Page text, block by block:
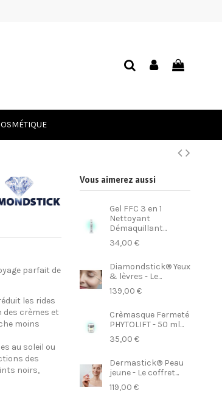
parfait de
les rides
crèmes et
moins
au soleil ou
des
noirs,
Vous aimerez aussi
Gel FFC 3 en 1
Nettoyant
Démaquillant...
34,00 €
Diamondstick® Yeux
& lèvres - Le...
139,00 €
Crèmasque Fermeté
PHYTOLIFT - 50 ml...
35,00 €
Dermastick® Peau
jeune - Le coffret...
119,00 €